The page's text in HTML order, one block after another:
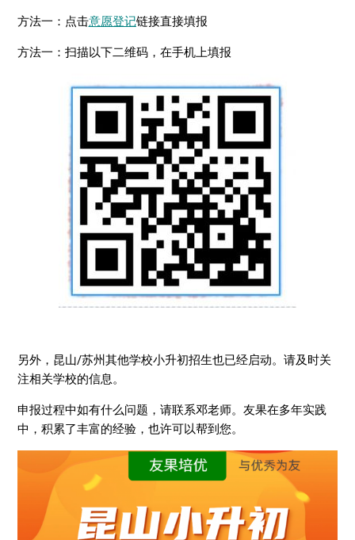
方法一：点击意愿登记链接直接填报
方法一：扫描以下二维码，在手机上填报
另外，昆山/苏州其他学校小升初招生也已经启动。请及时关
注相关学校的信息。
申报过程中如有什么问题，请联系邓老师。友果在多年实践
中，积累了丰富的经验，也许可以帮到您。